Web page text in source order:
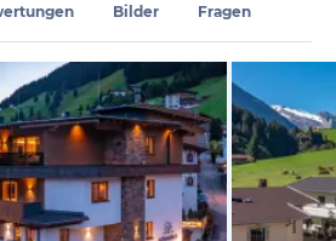
Bilder Fragen